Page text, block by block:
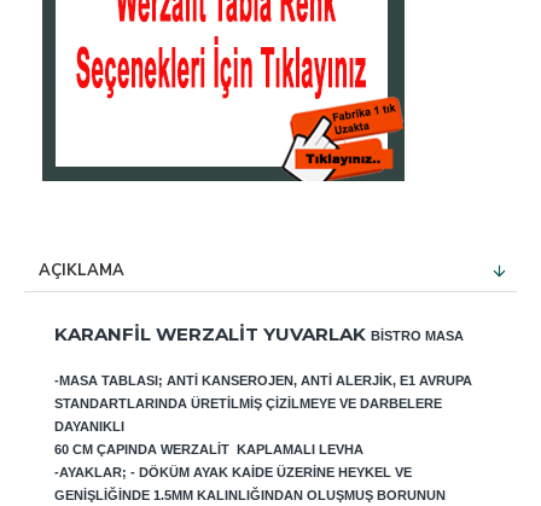
AÇIKLAMA
KARANFIL WERZALIT YUVARLAK BISTRO MASA
-MASA TABLASI; ANTI KANSEROJEN, ANTI ALERJIK, E1 AVRUPA
STANDARTLARINDA ÜRETILMIŞ ÇIZILMEYE VE DARBELERE
DAYANIKLI
60 CM ÇAPINDA WERZALIT KAPLAMALI LEVHA
-AYAKLAR; - DÖKÜM AYAK KAIDE ÜZERINE HEYKEL VE
GENIŞLIĞINDE 1.5MM KALINLIĞINDAN OLUŞMUŞ BORUNUN